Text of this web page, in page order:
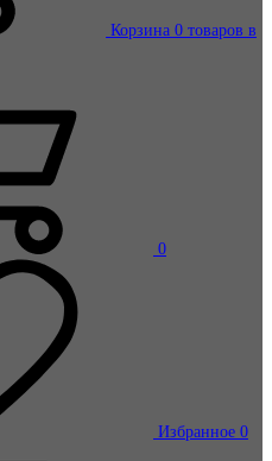
Корзина 0 товаров в
0
Избранное 0